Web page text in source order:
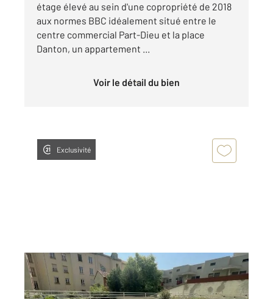
étage élevé au sein d'une copropriété de 2018
aux normes BBC idéalement situé entre le
centre commercial Part-Dieu et la place
Danton, un appartement ...
Voir le détail du bien
Exclusivité
LYON 69003
54,18 m2
, 3 pièces
Ref : 134500